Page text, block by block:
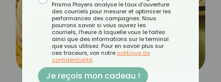
Prisma Players analyse le taux d'ouverture
des courriels pour mesurer et optimiser les
performances des campagnes. Nous
pourrons savoir si vous ouvrez les
courriels, l'heure à laquelle vous le faites
ainsi que des informations sur le terminal
que vous utilisez. Pour en savoir plus sur
ces traceurs, voir notre politique de
confidentialité.
Je reçois mon cadeau !